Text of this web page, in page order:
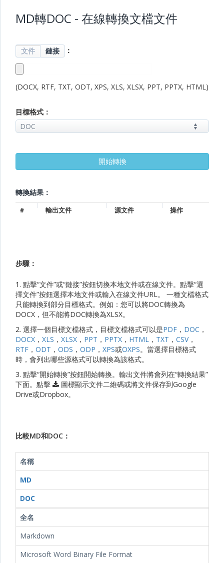
MD轉DOC - 在線轉換文檔文件
文件 鏈接 ：
(DOCX, RTF, TXT, ODT, XPS, XLS, XLSX, PPT, PPTX, HTML)
目標格式：
轉換結果：
# 輸出文件 源文件 操作
步驟：
1. 點擊“文件”或“鏈接”按鈕切換本地文件或在線文件。點擊“選
擇文件”按鈕選擇本地文件或輸入在線文件URL。 一種文檔格式
只能轉換到部分目標格式。例如：您可以將DOC轉換為
DOCX，但不能將DOC轉換為XLSX。
2. 選擇一個目標文檔格式，目標文檔格式可以是PDF ， DOC ，
DOCX ， XLS ， XLSX ， PPT ， PPTX ， HTML ， TXT ， CSV，
RTF ， ODT ， ODS ， ODP ， XPS或OXPS。當選擇目標格式
時，會列出哪些源格式可以轉換為該格式。
3. 點擊“開始轉換”按鈕開始轉換。輸出文件將會列在“轉換結果”
下面。點擊
圖標顯示文件二維碼或將文件保存到Google
Drive或Dropbox。
比較MD和DOC：
名稱
MD
DOC
全名
Markdown
Microsoft Word Binary File Format